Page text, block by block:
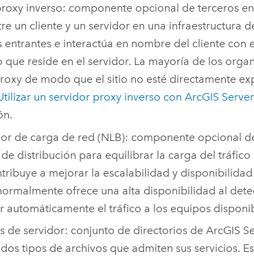
inverso: componente opcional de terceros
un cliente y un servidor en una infraestructura
entrantes e interactúa en nombre del cliente con
que reside en el servidor. La mayoría de los
de modo que el sitio no esté directamente
un servidor proxy inverso con ArcGIS Server
de carga de red (NLB): componente opcional
distribución para equilibrar la carga del tráfico
a mejorar la escalabilidad y
ofrece una alta disponibilidad al
automáticamente el tráfico a los equipos
de servidor: conjunto de directorios de ArcGIS
tipos de archivos que admiten sus servicios.